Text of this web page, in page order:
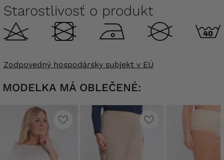
Starostlivosť o produkt
Zodpovedný hospodársky subjekt v EÚ
MODELKA MÁ OBLEČENÉ: